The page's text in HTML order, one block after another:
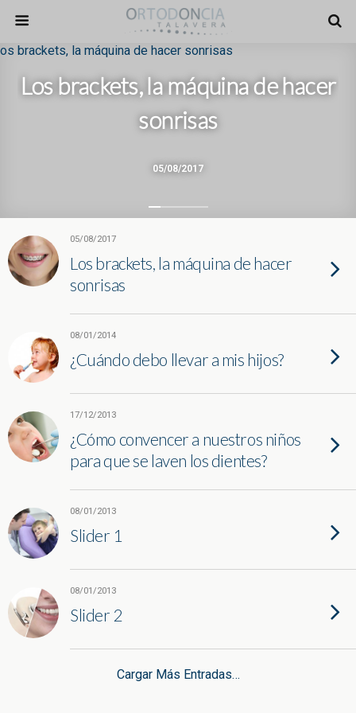
05/08/2017
Los brackets, la máquina de hacer
sonrisas
05/08/2017
Los brackets, la máquina de hacer
sonrisas
08/01/2014
¿Cuándo debo llevar a mis hijos?
17/12/2013
¿Cómo convencer a nuestros niños
para que se laven los dientes?
08/01/2013
Slider 1
08/01/2013
Slider 2
Cargar Más Entradas…